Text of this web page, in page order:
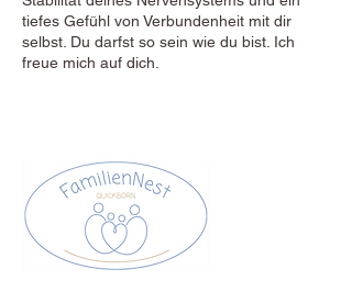
tiefes Gefühl von Verbundenheit mit dir
selbst. Du darfst so sein wie du bist. Ich
freue mich auf dich.